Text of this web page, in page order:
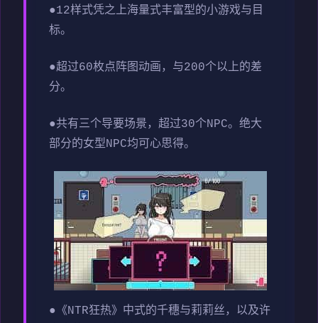
●12样式凭之上海量式丰富型的小游戏与目
标。
●超过60枚点阵图动画，与200个以上的差
分。
●共有三个导要场景，超过30个NPC。绝大
部分的女型NPC均可心思得。
●《NTR狂热》中式的千穗与莉莉丝，以及许